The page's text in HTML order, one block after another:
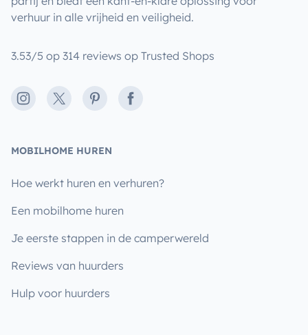
verhuur in alle vrijheid en veiligheid.
3.53/5 op 314 reviews op Trusted Shops
Instagram
X PinterestFacebook
MOBILHOME HUREN
Hoe werkt huren en verhuren?
Een mobilhome huren
Je eerste stappen in de camperwereld
Reviews van huurders
Hulp voor huurders